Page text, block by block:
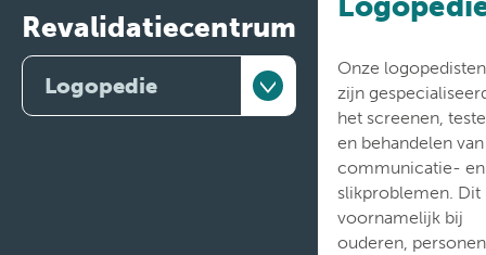
Revalidatiecentrum
Logopedie
Onze logopedisten
zijn
het screenen,
en behandelen van
communicatie- en
slikproblemen. Dit
voornamelijk bij
ouderen, personen